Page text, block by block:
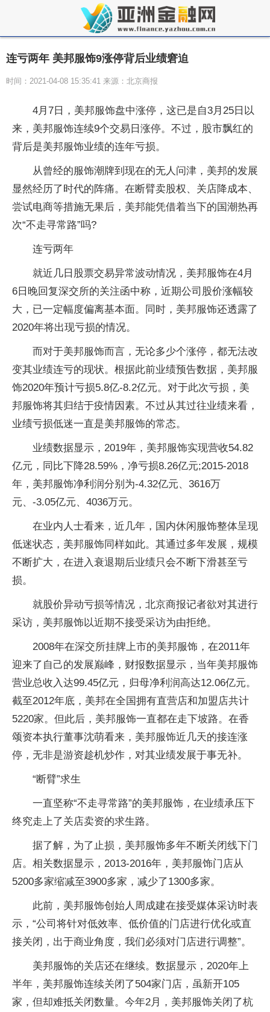
连亏两年 美邦服饰9涨停背后业绩窘迫
时间：2021-04-08 15:35:41 来源：北京商报
4月7日，美邦服饰盘中涨停，这已是自3月25日以
来，美邦服饰连续9个交易日涨停。不过，股市飘红的
背后是美邦服饰业绩的连年亏损。
从曾经的服饰潮牌到现在的无人问津，美邦的发展
显然经历了时代的阵痛。在断臂卖股权、关店降成本、
尝试电商等措施无果后，美邦能凭借着当下的国潮热再
次“不走寻常路”吗?
连亏两年
就近几日股票交易异常波动情况，美邦服饰在4月
6日晚回复深交所的关注函中称，近期公司股价涨幅较
大，已一定幅度偏离基本面。同时，美邦服饰还透露了
2020年将出现亏损的情况。
而对于美邦服饰而言，无论多少个涨停，都无法改
变其业绩连亏的现状。根据此前业绩预告数据，美邦服
饰2020年预计亏损5.8亿-8.2亿元。对于此次亏损，美
邦服饰将其归结于疫情因素。不过从其过往业绩来看，
业绩亏损低迷一直是美邦服饰的常态。
业绩数据显示，2019年，美邦服饰实现营收54.82
亿元，同比下降28.59%，净亏损8.26亿元;2015-2018
年，美邦服饰净利润分别为-4.32亿元、3616万
元、-3.05亿元、4036万元。
在业内人士看来，近几年，国内休闲服饰整体呈现
低迷状态，美邦服饰同样如此。其通过多年发展，规模
不断扩大，在进入衰退期后业绩只会不断下滑甚至亏
损。
就股价异动亏损等情况，北京商报记者欲对其进行
采访，美邦服饰以近期不接受采访为由拒绝。
2008年在深交所挂牌上市的美邦服饰，在2011年
迎来了自己的发展巅峰，财报数据显示，当年美邦服饰
营业总收入达99.45亿元，归母净利润高达12.06亿元。
截至2012年底，美邦在全国拥有直营店和加盟店共计
5220家。但此后，美邦服饰一直都在走下坡路。在香
颂资本执行董事沈萌看来，美邦服饰近几天的接连涨
停，无非是游资趁机炒作，对其业绩发展于事无补。
“断臂”求生
一直坚称“不走寻常路”的美邦服饰，在业绩承压下
终究走上了关店卖资的求生路。
据了解，为了止损，美邦服饰多年不断关闭线下门
店。相关数据显示，2013-2016年，美邦服饰门店从
5200多家缩减至3900多家，减少了1300多家。
此前，美邦服饰创始人周成建在接受媒体采访时表
示，“公司将针对低效率、低价值的门店进行优化或直
接关闭，出于商业角度，我们必须对门店进行调整”。
美邦服饰的关店还在继续。数据显示，2020年上
半年，美邦服饰连续关闭了504家门店，虽新开105
家，但却难抵关闭数量。今年2月，美邦服饰关闭了杭